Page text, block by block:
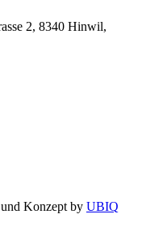
2, 8340 Hinwil,
Konzept by UBIQ